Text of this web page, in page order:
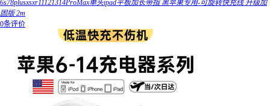
6s78plusxsxr11121314ProMax单头ipad平板加长带指 黑苹果专用-可旋转快充线 升级加
固版 2m
0条评价